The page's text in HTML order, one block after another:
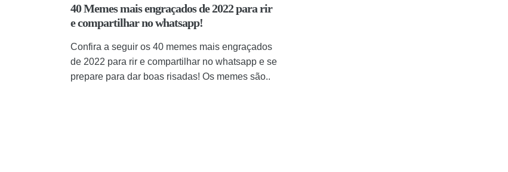
40 Memes mais engraçados de 2022 para rir
e compartilhar no whatsapp!
Confira a seguir os 40 memes mais engraçados
de 2022 para rir e compartilhar no whatsapp e se
prepare para dar boas risadas! Os memes são..